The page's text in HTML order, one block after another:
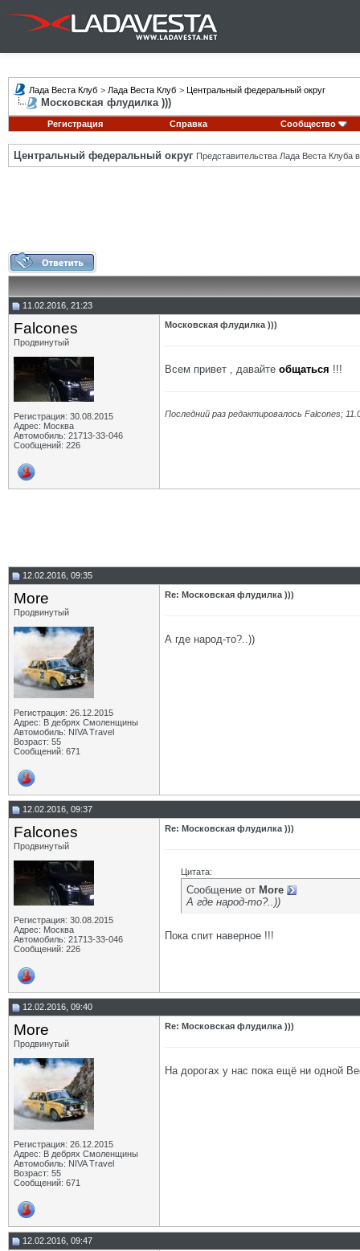
Лада Веста Клуб > Лада Веста Клуб > Центральный федеральный округ
Московская флудилка )))
Регистрация Справка Сообщество
Центральный федеральный округ Представительства Лада Веста Клуба
11.02.2016, 21:23
Falcones
Продвинутый
Регистрация: 30.08.2015
Адрес: Москва
Автомобиль: 21713-33-046
Сообщений: 226
Московская флудилка )))
Всем привет , давайте общаться !!!
Последний раз редактировалось Falcones;
12.02.2016, 09:35
More
Продвинутый
Регистрация: 26.12.2015
Адрес: В дебрях Смоленщины
Автомобиль: NIVA Travel
Возраст: 55
Сообщений: 671
Re: Московская флудилка )))
А где народ-то?..))
12.02.2016, 09:37
Falcones
Продвинутый
Регистрация: 30.08.2015
Адрес: Москва
Автомобиль: 21713-33-046
Сообщений: 226
Re: Московская флудилка )))
Цитата:
Сообщение от More
А где народ-то?..))
Пока спит наверное !!!
12.02.2016, 09:40
More
Продвинутый
Регистрация: 26.12.2015
Адрес: В дебрях Смоленщины
Автомобиль: NIVA Travel
Возраст: 55
Сообщений: 671
Re: Московская флудилка )))
На дорогах у нас пока ещё ни одной
12.02.2016, 09:47